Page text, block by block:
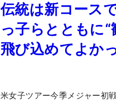
伝統は新コース
っ子らとともに
飛び込めてよか
米女子ツアー今季メジャー初